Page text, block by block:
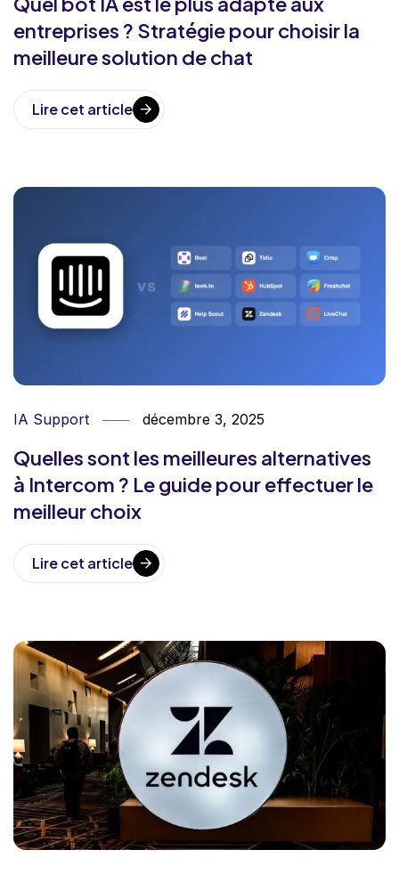
entreprises ? Stratégie pour choisir la
meilleure solution de chat
Lire cet article
IA Support décembre 3, 2025
Quelles sont les meilleures alternatives
à Intercom ? Le guide pour effectuer le
meilleur choix
Lire cet article